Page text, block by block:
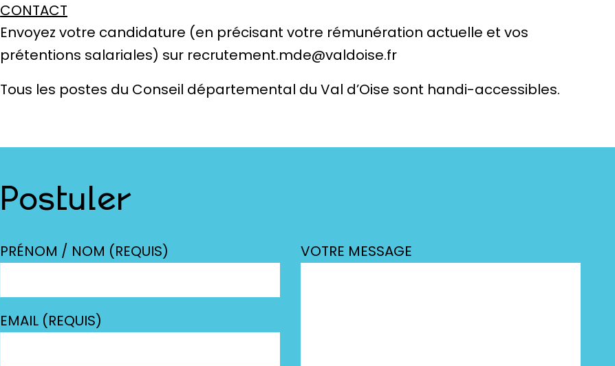
CONTACT
Envoyez votre candidature (en précisant votre rémunération actuelle et vos
prétentions salariales) sur recrutement.mde@valdoise.fr
Tous les postes du Conseil départemental du Val d’Oise sont handi-accessibles.
Postuler
PRÉNOM / NOM (REQUIS)
EMAIL (REQUIS)
VOTRE MESSAGE